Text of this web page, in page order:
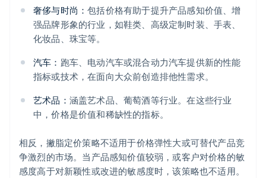
奢侈与时尚：包括价格有助于提升产品感知价值、增
强品牌形象的行业，如鞋类、高级定制时装、手表、
化妆品、珠宝等。
汽车： 跑车、电动汽车或混合动力汽车提供新的性能
指标或技术，在面向大众前创造排他性需求。
艺术品： 涵盖艺术品、葡萄酒等行业。在这些行业
中，价格是价值和稀缺性的指标。
相反，撇脂定价策略不适用于价格弹性大或可替代产品竞
争激烈的市场。当产品感知价值较弱，或客户对价格的敏
感度高于对新颖性或改进的敏感度时，该策略也不适用。